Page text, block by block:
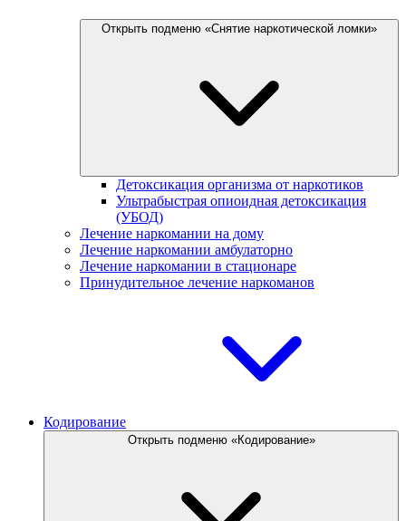
Открыть подменю «Снятие наркотической ломки»
Детоксикация организма от наркотиков
Ультрабыстрая опиоидная детоксикация
(УБОД)
Лечение наркомании на дому
Лечение наркомании амбулаторно
Лечение наркомании в стационаре
Принудительное лечение наркоманов
Кодирование
Открыть подменю «Кодирование»